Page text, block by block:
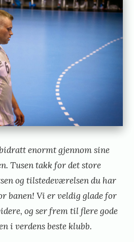
enormt gjennom sine
Tusen takk for det store
og tilstedeværelsen du har
banen! Vi er veldig glade for
og ser frem til flere gode
i verdens beste klubb.